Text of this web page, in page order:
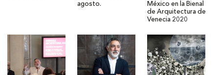
agosto.
México en la Bienal
de Arquitectura de
Venecia 2020